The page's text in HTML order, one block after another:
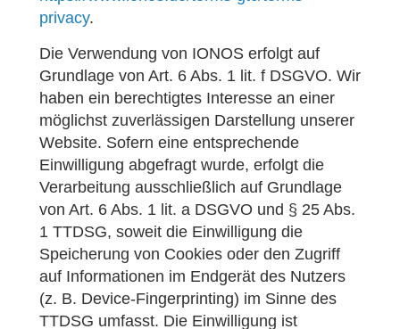
privacy.
Die Verwendung von IONOS erfolgt auf
Grundlage von Art. 6 Abs. 1 lit. f DSGVO. Wir
haben ein berechtigtes Interesse an einer
möglichst zuverlässigen Darstellung unserer
Website. Sofern eine entsprechende
Einwilligung abgefragt wurde, erfolgt die
Verarbeitung ausschließlich auf Grundlage
von Art. 6 Abs. 1 lit. a DSGVO und § 25 Abs.
1 TTDSG, soweit die Einwilligung die
Speicherung von Cookies oder den Zugriff
auf Informationen im Endgerät des Nutzers
(z. B. Device-Fingerprinting) im Sinne des
TTDSG umfasst. Die Einwilligung ist